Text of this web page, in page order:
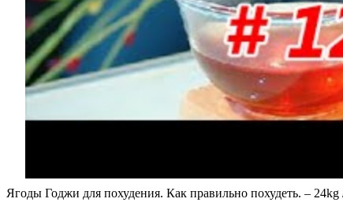
Ягоды Годжи для похудения. Как правильно похудеть. –